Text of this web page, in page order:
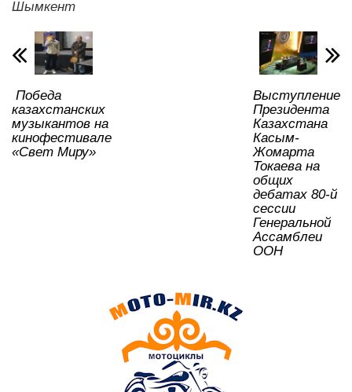
p
p
o
o
k
ть
Шымкент
Победа
казахстанских
музыкантов на
кинофестивале
«Свет Миру»
Выступление
Президента
Казахстана
Касым-
Жомарта
Токаева на
общих
дебатах 80-й
сессии
Генеральной
Ассамблеи
ООН